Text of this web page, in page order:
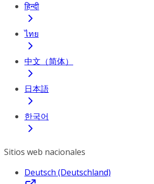
हिन्दी
ไทย
中文（简体）
日本語
한국어
Sitios web nacionales
Deutsch (Deutschland)